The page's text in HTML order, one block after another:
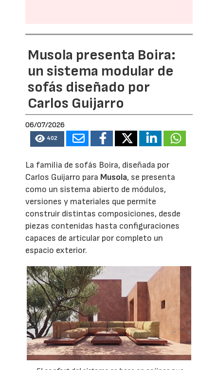
Musola presenta Boira:
un sistema modular de
sofás diseñado por
Carlos Guijarro
06/07/2026
402
La familia de sofás Boira, diseñada por
Carlos Guijarro para Musola, se presenta
como un sistema abierto de módulos,
versiones y materiales que permite
construir distintas composiciones, desde
piezas contenidas hasta configuraciones
capaces de articular por completo un
espacio exterior.